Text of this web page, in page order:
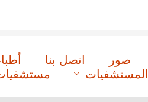
صور اتصل بنا
المستشفيات